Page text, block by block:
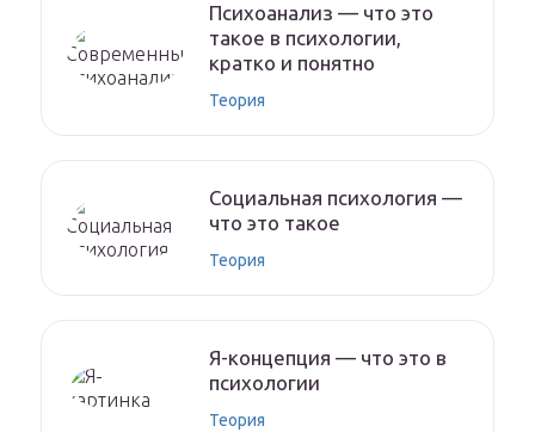
Психоанализ — что это
такое в психологии,
кратко и понятно
Теория
Социальная психология —
что это такое
Теория
Я-концепция — что это в
психологии
Теория